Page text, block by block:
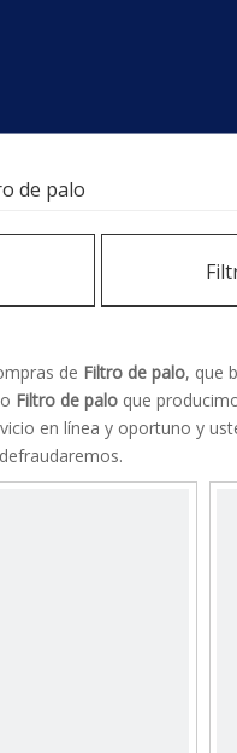
de palo
de Filtro de palo, que
Filtro de palo que
en línea y oportuno y